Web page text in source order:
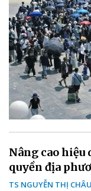
Nâng cao
quyền địa
TS NGUYỄN THỊ CHÂU